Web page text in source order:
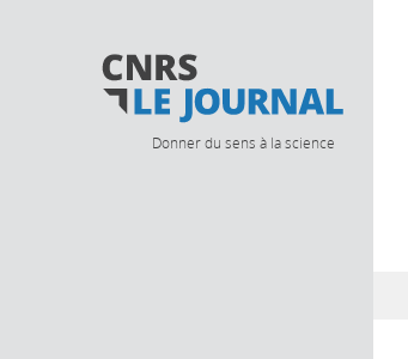
Donner du sens à la science